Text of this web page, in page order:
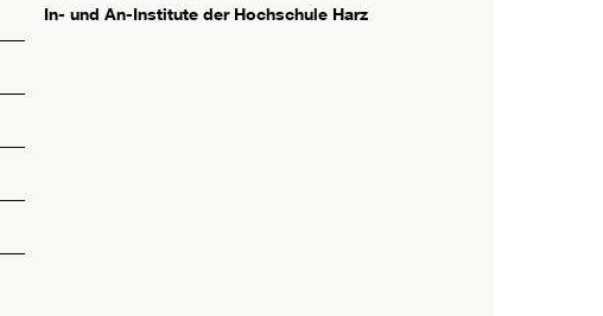
In- und An-Institute der Hochschule Harz